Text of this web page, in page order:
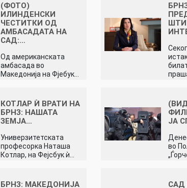
(ФОТО)
ИЛИНДЕНСКИ
ЧЕСТИТКИ ОД
АМБАСАДАТА НА
САД:…
Од американската
амбасада во
Македонија на Фјебук…
КОТЛАР Ѝ ВРАТИ НА
БРНЗ: НАШАТА
ЗЕМЈА…
Универзитетската
професорка Наташа
Котлар, на Фејсбук ѝ…
ЈА
во
БРНЗ: МАКЕДОНИЈА
САД